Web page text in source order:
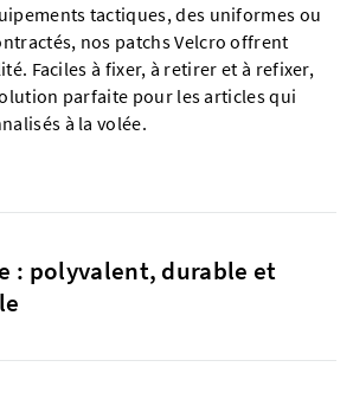
tactiques, des uniformes ou
nos patchs Velcro offrent
Faciles à fixer, à retirer et à refixer,
parfaite pour les articles qui
à la volée.
: polyvalent, durable et